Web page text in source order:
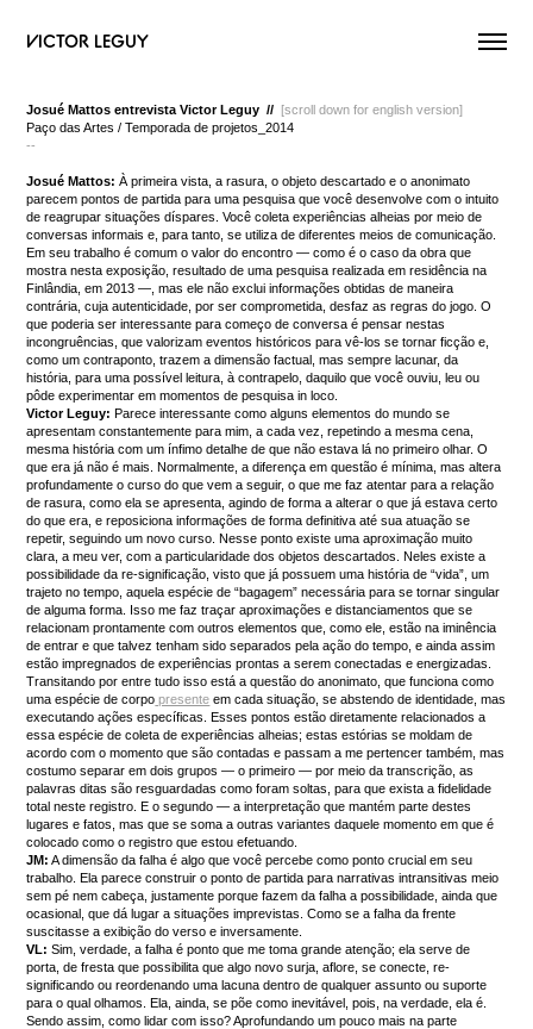
VICTOR LEGUY
Josué Mattos entrevista Victor Leguy // [scroll down for english version]
Paço das Artes / Temporada de projetos_2014
--
Josué Mattos: À primeira vista, a rasura, o objeto descartado e o anonimato
parecem pontos de partida para uma pesquisa que você desenvolve com o intuito
de reagrupar situações díspares. Você coleta experiências alheias por meio de
conversas informais e, para tanto, se utiliza de diferentes meios de comunicação.
Em seu trabalho é comum o valor do encontro — como é o caso da obra que
mostra nesta exposição, resultado de uma pesquisa realizada em residência na
Finlândia, em 2013 —, mas ele não exclui informações obtidas de maneira
contrária, cuja autenticidade, por ser comprometida, desfaz as regras do jogo. O
que poderia ser interessante para começo de conversa é pensar nestas
incongruências, que valorizam eventos históricos para vê-los se tornar ficção e,
como um contraponto, trazem a dimensão factual, mas sempre lacunar, da
história, para uma possível leitura, à contrapelo, daquilo que você ouviu, leu ou
pôde experimentar em momentos de pesquisa in loco.
Victor Leguy: Parece interessante como alguns elementos do mundo se
apresentam constantemente para mim, a cada vez, repetindo a mesma cena,
mesma história com um ínfimo detalhe de que não estava lá no primeiro olhar. O
que era já não é mais. Normalmente, a diferença em questão é mínima, mas altera
profundamente o curso do que vem a seguir, o que me faz atentar para a relação
de rasura, como ela se apresenta, agindo de forma a alterar o que já estava certo
do que era, e reposiciona informações de forma definitiva até sua atuação se
repetir, seguindo um novo curso. Nesse ponto existe uma aproximação muito
clara, a meu ver, com a particularidade dos objetos descartados. Neles existe a
possibilidade da re-significação, visto que já possuem uma história de “vida”, um
trajeto no tempo, aquela espécie de “bagagem” necessária para se tornar singular
de alguma forma. Isso me faz traçar aproximações e distanciamentos que se
relacionam prontamente com outros elementos que, como ele, estão na iminência
de entrar e que talvez tenham sido separados pela ação do tempo, e ainda assim
estão impregnados de experiências prontas a serem conectadas e energizadas.
Transitando por entre tudo isso está a questão do anonimato, que funciona como
uma espécie de corpo presente em cada situação, se abstendo de identidade, mas
executando ações específicas. Esses pontos estão diretamente relacionados a
essa espécie de coleta de experiências alheias; estas estórias se moldam de
acordo com o momento que são contadas e passam a me pertencer também, mas
costumo separar em dois grupos ― o primeiro ― por meio da transcrição, as
palavras ditas são resguardadas como foram soltas, para que exista a fidelidade
total neste registro. E o segundo ― a interpretação que mantém parte destes
lugares e fatos, mas que se soma a outras variantes daquele momento em que é
colocado como o registro que estou efetuando.
JM: A dimensão da falha é algo que você percebe como ponto crucial em seu
trabalho. Ela parece construir o ponto de partida para narrativas intransitivas meio
sem pé nem cabeça, justamente porque fazem da falha a possibilidade, ainda que
ocasional, que dá lugar a situações imprevistas. Como se a falha da frente
suscitasse a exibição do verso e inversamente.
VL: Sim, verdade, a falha é ponto que me toma grande atenção; ela serve de
porta, de fresta que possibilita que algo novo surja, aflore, se conecte, re-
significando ou reordenando uma lacuna dentro de qualquer assunto ou suporte
para o qual olhamos. Ela, ainda, se põe como inevitável, pois, na verdade, ela é.
Sendo assim, como lidar com isso? Aprofundando um pouco mais na parte